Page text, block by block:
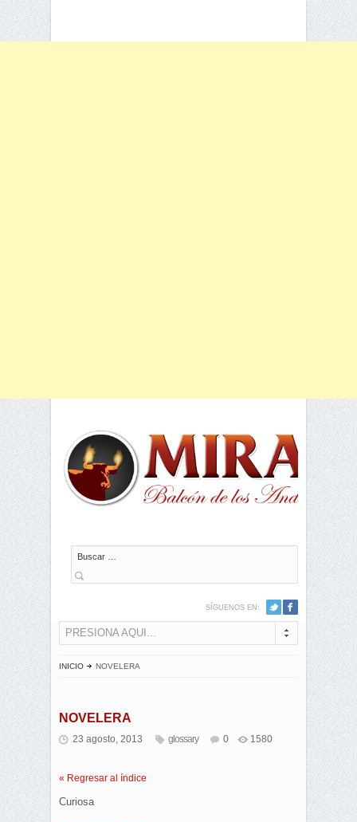
Buscar
SÍGUENOS EN:
PRESIONA AQUI...
INICIO NOVELERA
NOVELERA
23 agosto, 2013 glossary 0 1580
« Regresar al índice
Curiosa